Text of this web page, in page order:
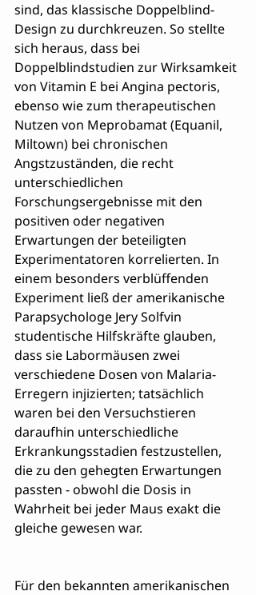
sind, das klassische Doppelblind-
Design zu durchkreuzen. So stellte
sich heraus, dass bei
Doppelblindstudien zur Wirksamkeit
von Vitamin E bei Angina pectoris,
ebenso wie zum therapeutischen
Nutzen von Meprobamat (Equanil,
Miltown) bei chronischen
Angstzuständen, die recht
unterschiedlichen
Forschungsergebnisse mit den
positiven oder negativen
Erwartungen der beteiligten
Experimentatoren korrelierten. In
einem besonders verblüffenden
Experiment ließ der amerikanische
Parapsychologe Jery Solfvin
studentische Hilfskräfte glauben,
dass sie Labormäusen zwei
verschiedene Dosen von Malaria-
Erregern injizierten; tatsächlich
waren bei den Versuchstieren
daraufhin unterschiedliche
Erkrankungsstadien festzustellen,
die zu den gehegten Erwartungen
passten - obwohl die Dosis in
Wahrheit bei jeder Maus exakt die
gleiche gewesen war.
Für den bekannten amerikanischen